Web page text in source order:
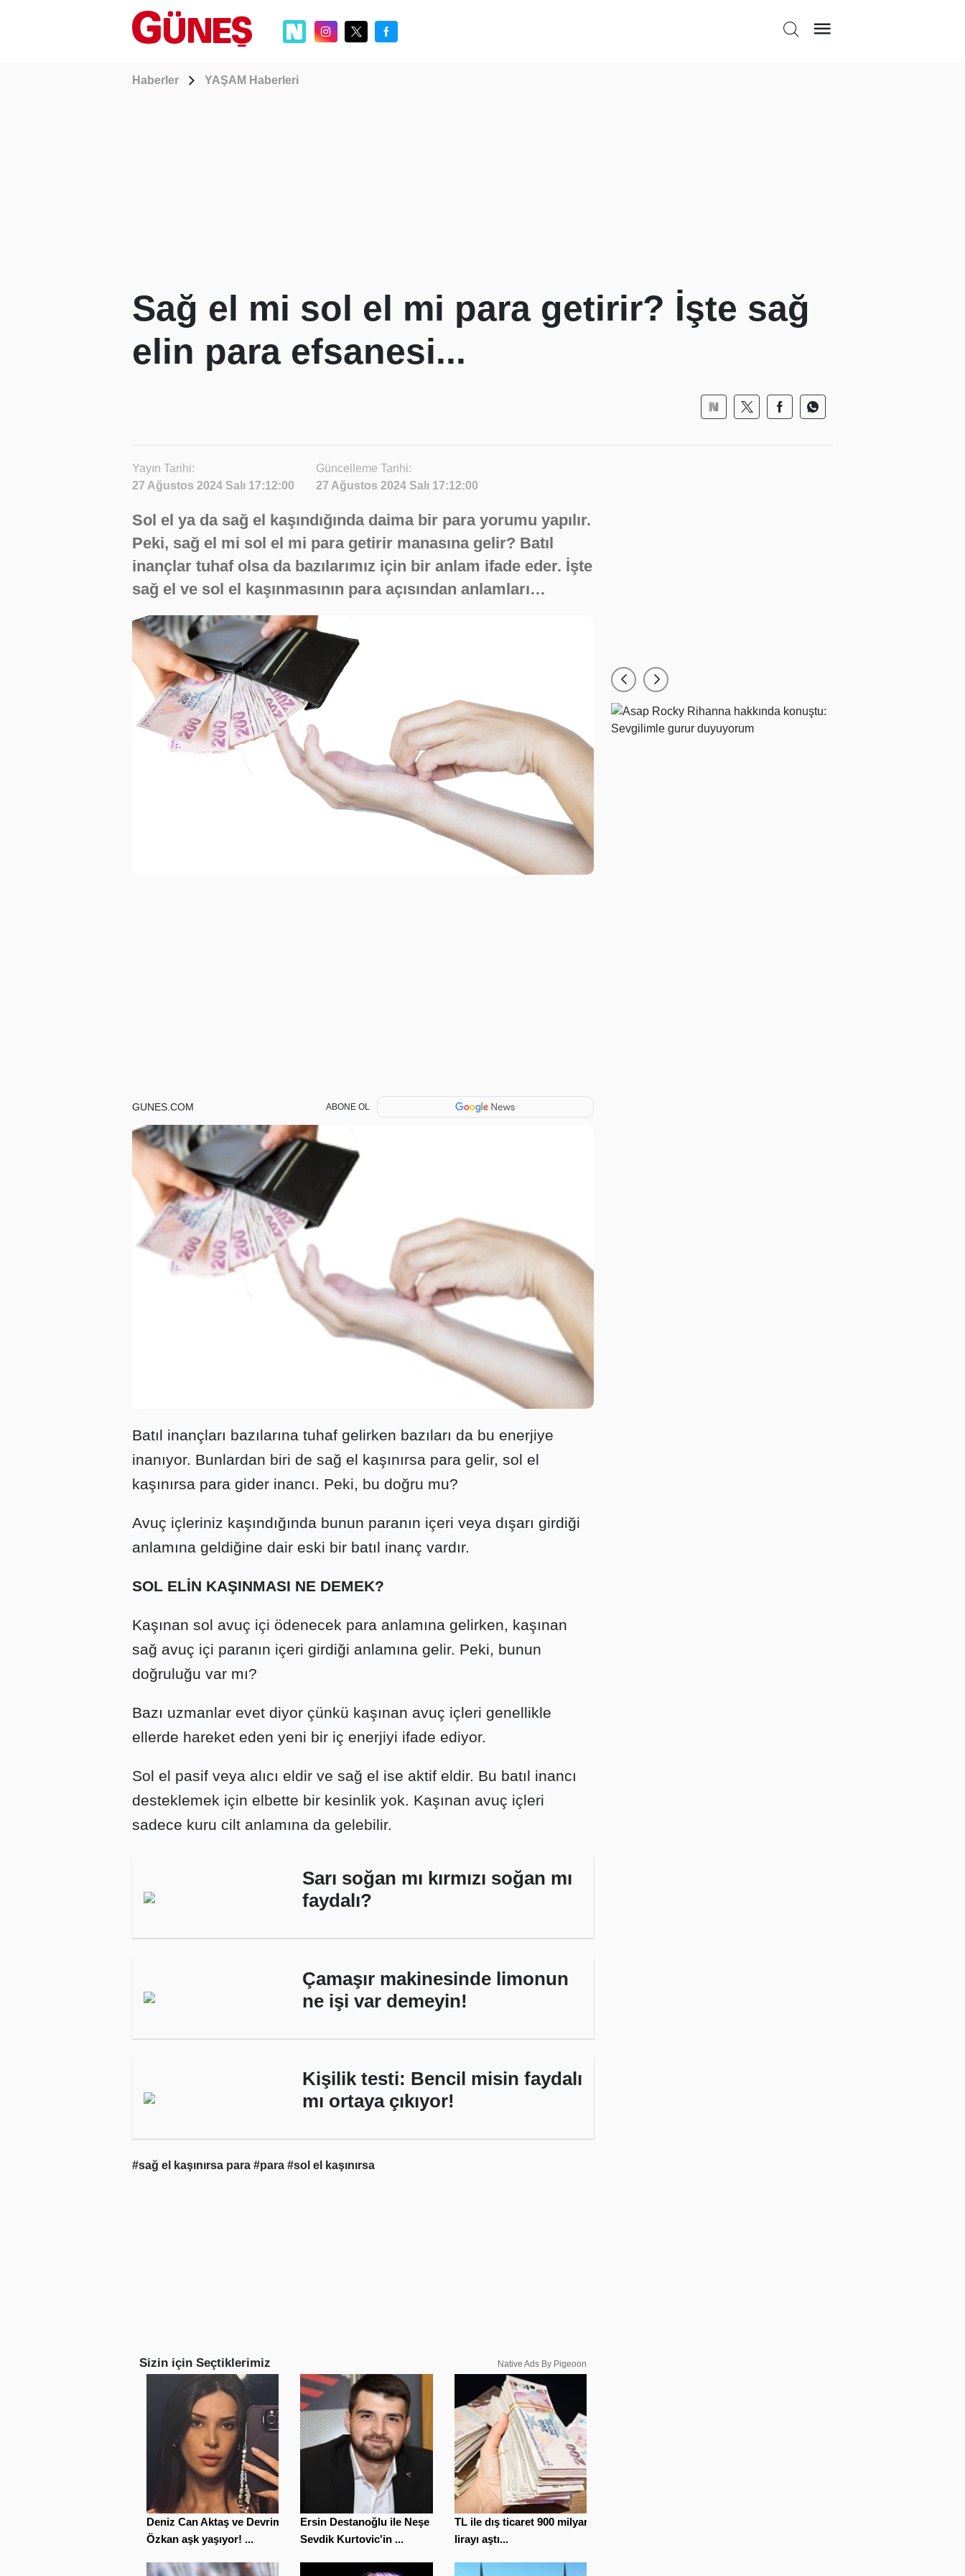
Haberler YAŞAM Haberleri
Sağ el mi sol el mi para getirir? İşte sağ
elin para efsanesi...
Yayın Tarihi:
27 Ağustos 2024 Salı 17:12:00
Güncelleme Tarihi:
27 Ağustos 2024 Salı 17:12:00
Sol el ya da sağ el kaşındığında daima bir para yorumu yapılır.
Peki, sağ el mi sol el mi para getirir manasına gelir? Batıl
inançlar tuhaf olsa da bazılarımız için bir anlam ifade eder. İşte
sağ el ve sol el kaşınmasının para açısından anlamları…
GUNES.COM ABONE OL
Batıl inançları bazılarına tuhaf gelirken bazıları da bu enerjiye
inanıyor. Bunlardan biri de sağ el kaşınırsa para gelir, sol el
kaşınırsa para gider inancı. Peki, bu doğru mu?
Avuç içleriniz kaşındığında bunun paranın içeri veya dışarı girdiği
anlamına geldiğine dair eski bir batıl inanç vardır.
SOL ELİN KAŞINMASI NE DEMEK?
Kaşınan sol avuç içi ödenecek para anlamına gelirken, kaşınan
sağ avuç içi paranın içeri girdiği anlamına gelir. Peki, bunun
doğruluğu var mı?
Bazı uzmanlar evet diyor çünkü kaşınan avuç içleri genellikle
ellerde hareket eden yeni bir iç enerjiyi ifade ediyor.
Sol el pasif veya alıcı eldir ve sağ el ise aktif eldir. Bu batıl inancı
desteklemek için elbette bir kesinlik yok. Kaşınan avuç içleri
sadece kuru cilt anlamına da gelebilir.
Sarı soğan mı kırmızı soğan mı
faydalı?
Çamaşır makinesinde limonun
ne işi var demeyin!
Kişilik testi: Bencil misin faydalı
mı ortaya çıkıyor!
#sağ el kaşınırsa para #para #sol el kaşınırsa
Sizin için Seçtiklerimiz Native Ads By Pigeoon
Deniz Can Aktaş ve Devrim
Özkan aşk yaşıyor! ...
Ersin Destanoğlu ile Neşe
Sevdik Kurtovic'in ...
TL ile dış ticaret 900 milyar
lirayı aştı...